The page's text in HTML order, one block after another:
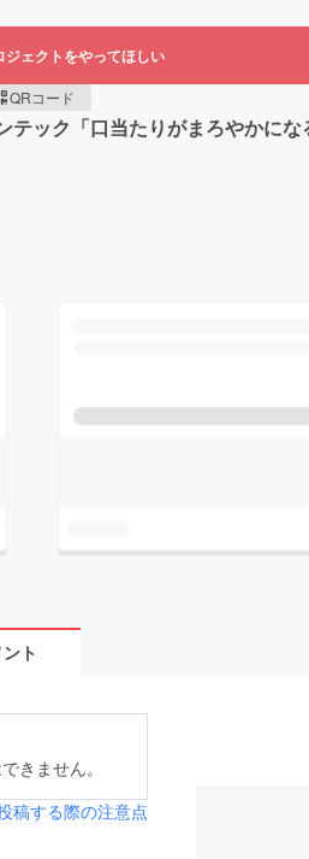
ジェクトをやってほしい
QRコード
ック「口当たりがまろやかに
ト
きません。
稿する際の注意点